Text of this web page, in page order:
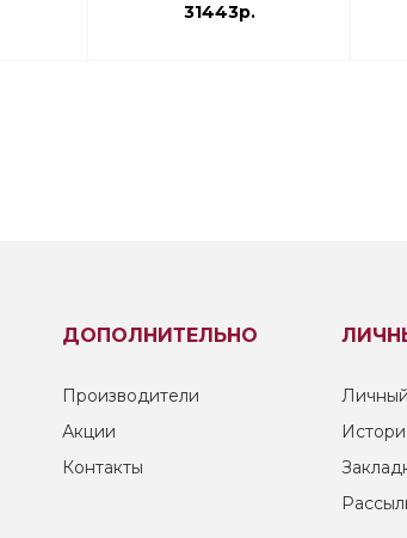
31443р.
ДОПОЛНИТЕЛЬНО
Производители
Акции
Контакты